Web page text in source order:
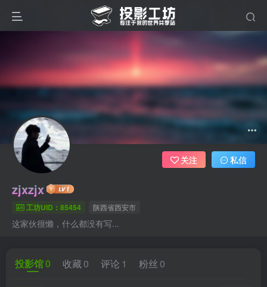
zjxzjx
工坊UID：85454 陕西省西安市
这家伙很懒，什么都没有写...
关注 私信
投影馆0 收藏 0 评论 1 粉丝 0